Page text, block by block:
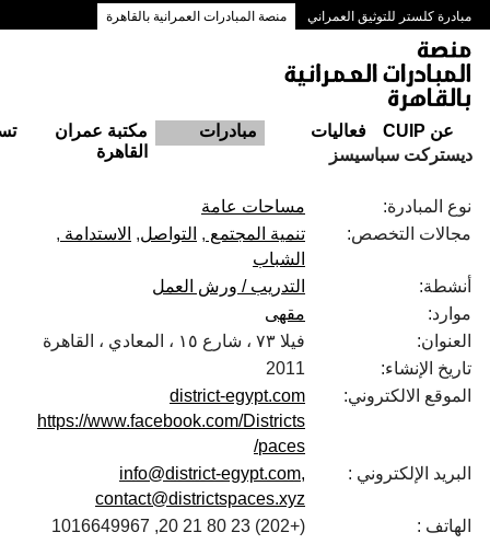
مبادرة كلستر للتوثيق العمراني منصة المبادرات العمرانية بالقاهرة
ممرات وسط البلد بالقاهرة
عن CUIP فعاليات مبادرات
مكتبة عمران
القاهرة
ديستركت سباسيسز
نوع المبادرة:
مساحات عامة
مجالات التخصص:
تنمية المجتمع التواصل
الاستدامة
الشباب
أنشطة:
التدريب / ورش العمل
موارد:
مقهى
العنوان:
فيلا ٧٣ ، شارع ١٥ ، المعادي ، القاهرة
تاريخ الإنشاء:
2011
الموقع الالكتروني:
district-egypt.com
https://www.facebook.com/Districts
paces/
البريد الإلكتروني :
info@district-egypt.com,
contact@districtspaces.xyz
الهاتف :
(+202) 23 80 21 20, 1016649967